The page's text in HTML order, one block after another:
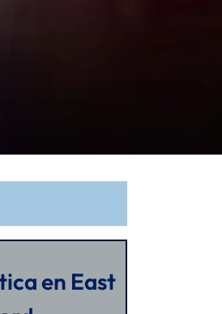
en East